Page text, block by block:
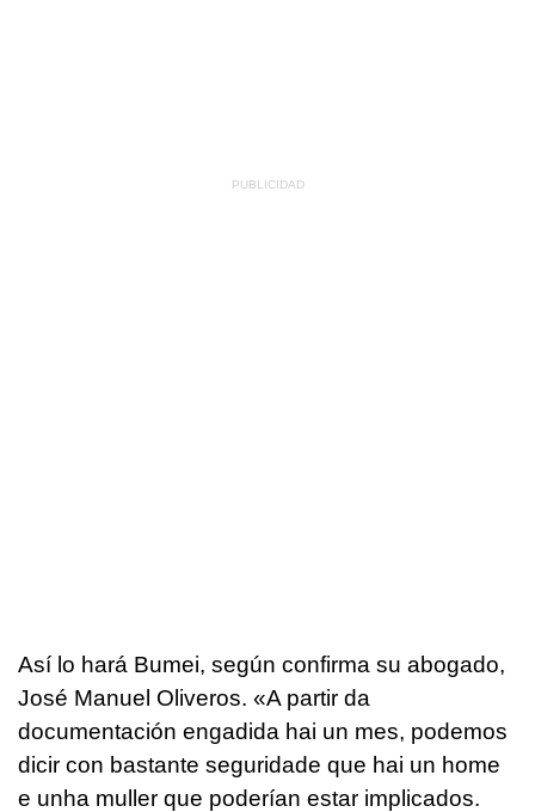
Así lo hará Bumei, según confirma su abogado,
José Manuel Oliveros. «A partir da
documentación engadida hai un mes, podemos
dicir con bastante seguridade que hai un home
e unha muller que poderían estar implicados.